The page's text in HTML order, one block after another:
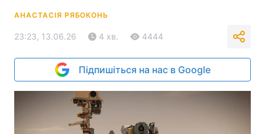
АНАСТАСІЯ РЯБОКОНЬ
23:23, 13.06.26 4 хв. 4444
Підпишіться на нас в Google